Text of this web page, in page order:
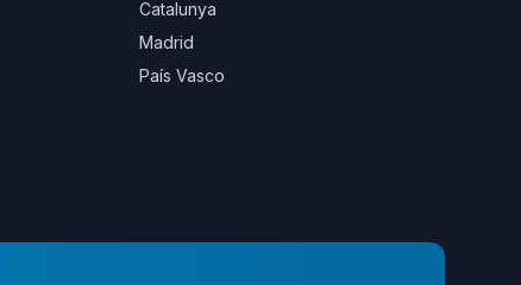
Catalunya
Madrid
País Vasco